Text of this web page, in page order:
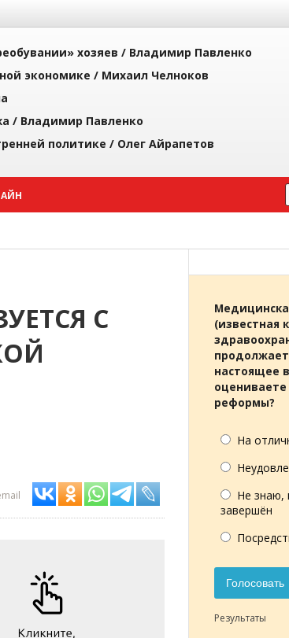
хозяев / Владимир Павленко
экономике / Михаил Челноков
/ Владимир Павленко
политике / Олег Айрапетов
С
(известная
настоящее
реформы?
На
Не знаю,
завершён
Голосовать
Результаты